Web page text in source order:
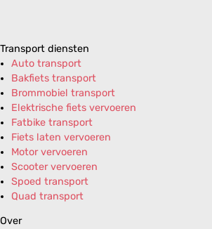
Transport diensten
Auto transport
Bakfiets transport
Brommobiel transport
Elektrische fiets vervoeren
Fatbike transport
Fiets laten vervoeren
Motor vervoeren
Scooter vervoeren
Spoed transport
Quad transport
Over